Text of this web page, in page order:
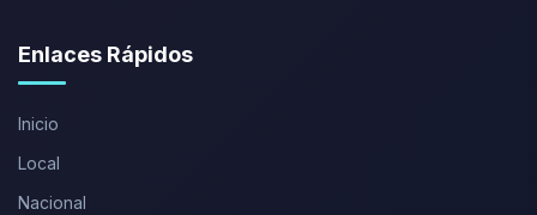
Enlaces Rápidos
Inicio
Local
Nacional